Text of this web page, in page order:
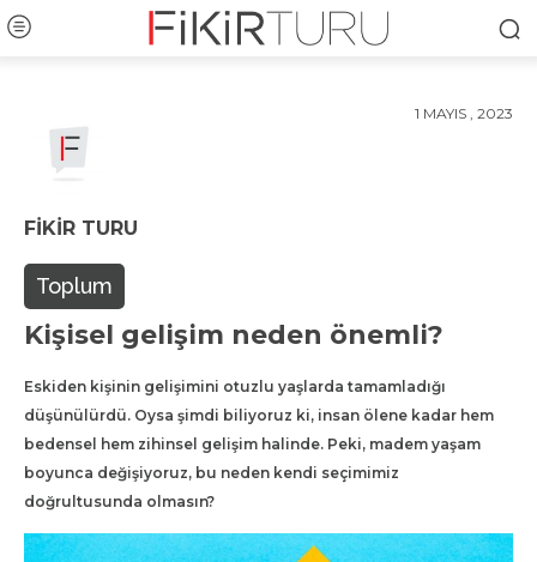
1 MAYIS , 2023
FIKIR TURU
Toplum
Kişisel gelişim neden önemli?
Eskiden kişinin gelişimini otuzlu yaşlarda tamamladığı
düşünülürdü. Oysa şimdi biliyoruz ki, insan ölene kadar hem
bedensel hem zihinsel gelişim halinde. Peki, madem yaşam
boyunca değişiyoruz, bu neden kendi seçimimiz
doğrultusunda olmasın?